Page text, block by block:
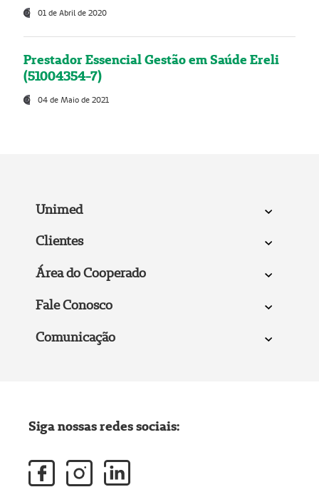
01 de Abril de 2020
Prestador Essencial Gestão em Saúde Ereli
(51004354-7)
04 de Maio de 2021
Unimed
Clientes
Área do Cooperado
Fale Conosco
Comunicação
Siga nossas redes sociais: